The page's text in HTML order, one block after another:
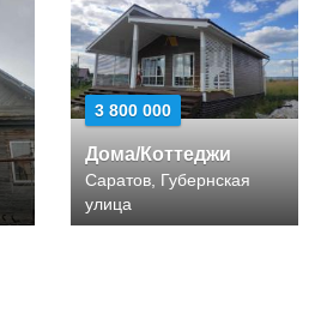
3 800 000
Дома/Коттеджи
Саратов, Губернская
улица